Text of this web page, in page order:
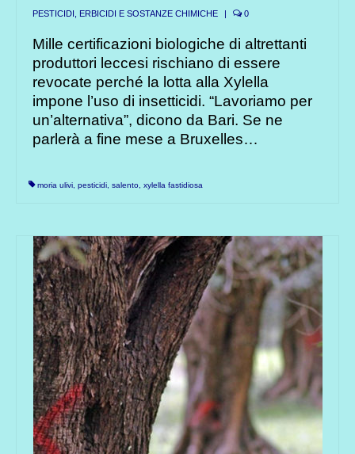
PESTICIDI, ERBICIDI E SOSTANZE CHIMICHE
| 0
Mille certificazioni biologiche di altrettanti
produttori leccesi rischiano di essere
revocate perché la lotta alla Xylella
impone l’uso di insetticidi. “Lavoriamo per
un’alternativa”, dicono da Bari. Se ne
parlerà a fine mese a Bruxelles…
moria ulivi pesticidi salento xylella fastidiosa